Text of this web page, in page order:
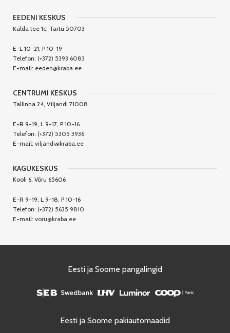
EEDENI KESKUS
Kalda tee 1c, Tartu 50703
E-L 10-21, P 10-19
Telefon: (+372) 5393 6083
E-mail: eeden@kraba.ee
CENTRUMI KESKUS
Tallinna 24, Viljandi 71008
E-R 9-19, L 9-17, P 10-16
Telefon: (+372) 5305 3936
E-mail: viljandi@kraba.ee
KAGUKESKUS
Kooli 6, Võru 65606
E-R 9-19, L 9-18, P 10-16
Telefon: (+372) 5635 9810
E-mail: voru@kraba.ee
Eesti ja Soome pangalingid
Eesti ja Soome pakiautomaadid